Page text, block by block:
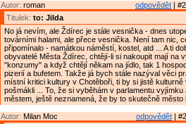
odpovědět |
Autor: roman
Titulek: to: Jilda
No já nevím, ale Ždírec je stále vesnička - dnes
továrními halami, ale přece vesnička. Není tam nic,
připomínalo - namátkou náměstí, kostel, atd ... A ti
obyvatelé Města Ždírec, chtějí-li si nakoupit mají na
"konzumy" a když chtějí někam na jídlo, tak 1
pizerií a bufetem. Takže já bych stále nazýval věci
místní kritici kultury v Chotěboři, ti by si jistě kulturně
pošmákli ... To, že si vyběhám v parlamentu vyjímku
městem, ještě neznamená, že by to skutečně město
odpovědět |
Autor: Milan Moc